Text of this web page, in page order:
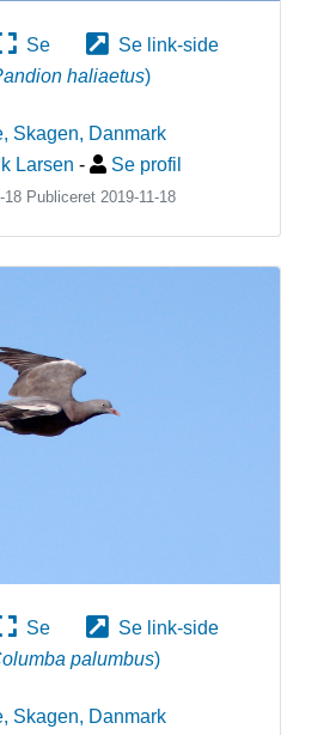
Se
Se link-side
haliaetus)
Skagen, Danmark
Larsen - Se profil
18 Publiceret 2019-11-18
Se
Se link-side
palumbus)
Skagen, Danmark